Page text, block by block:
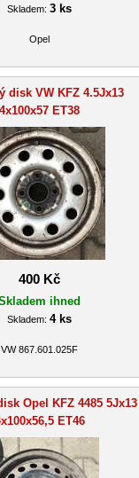
Skladem: 3 ks
Opel
disk VW KFZ 4.5Jx13
4x100x57 ET38
400 Kč
ihned
Skladem: 4 ks
VW 867.601.025F
Opel KFZ 4485 5Jx13
ET46